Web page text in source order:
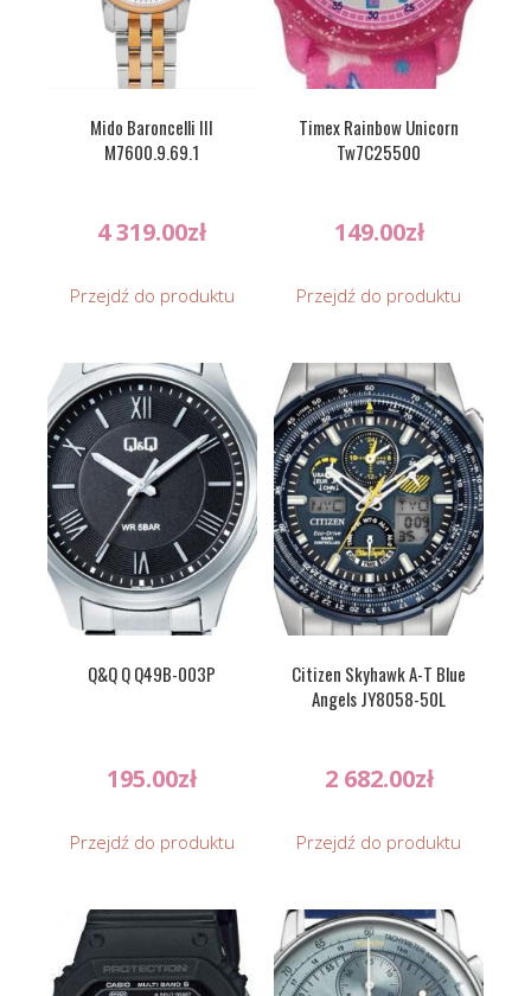
Mido Baroncelli III
M7600.9.69.1
4 319.00zł
Przejdź do produktu
Timex Rainbow Unicorn
Tw7C25500
149.00zł
Przejdź do produktu
Q&Q Q Q49B-003P
195.00zł
Przejdź do produktu
Citizen Skyhawk A-T Blue
Angels JY8058-50L
2 682.00zł
Przejdź do produktu